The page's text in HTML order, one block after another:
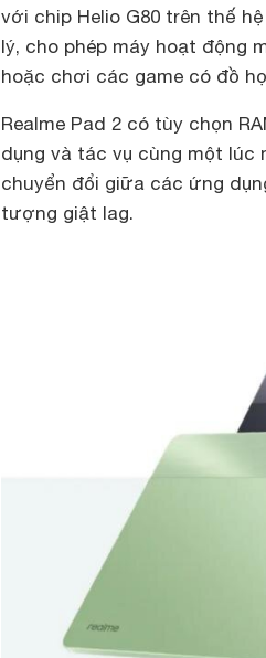
với chip Helio G80 trên thế
lý, cho phép máy hoạt động
hoặc chơi các game có đồ
Realme Pad 2 có tùy chọn
dụng và tác vụ cùng một lúc
chuyển đổi giữa các ứng
tượng giật lag.